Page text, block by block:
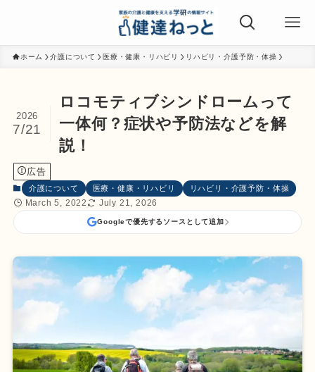
ホーム 介護について 医療・健康・リハビリ リハビリ・介護予防・体操
ロコモティブシンドロームって
一体何？症状や予防法などを解
説！
2026
7/21
広告
介護について 医療・健康・リハビリ リハビリ・介護予防・体操
March 5, 2022 July 21, 2026
Googleで優先するソースとして追加